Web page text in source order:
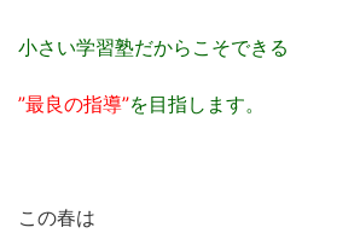
小さい学習塾だからこそできる
”最良の指導”を目指します。
この春は